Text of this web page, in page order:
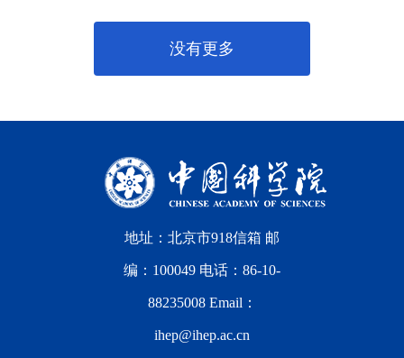
没有更多
地址：北京市918信箱 邮
编：100049 电话：86-10-
88235008 Email：
ihep@ihep.ac.cn